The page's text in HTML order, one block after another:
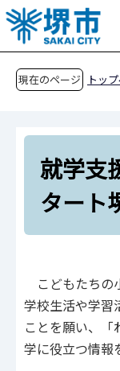
こ
の
ペ
現在のページ トッ
幼保
就学
就学支
タート
こどもたちの
学校生活や学習
ことを願い、
学に役立つ情報